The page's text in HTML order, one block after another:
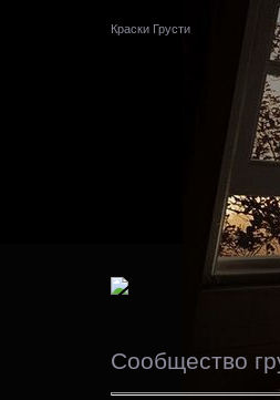
Краски Грусти
Сообщество